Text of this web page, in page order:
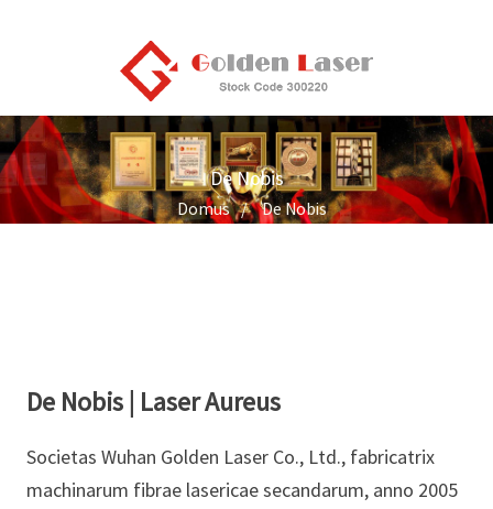
De Nobis
Domus De Nobis
De Nobis | Laser Aureus
Societas Wuhan Golden Laser Co., Ltd., fabricatrix
machinarum fibrae lasericae secandarum, anno 2005